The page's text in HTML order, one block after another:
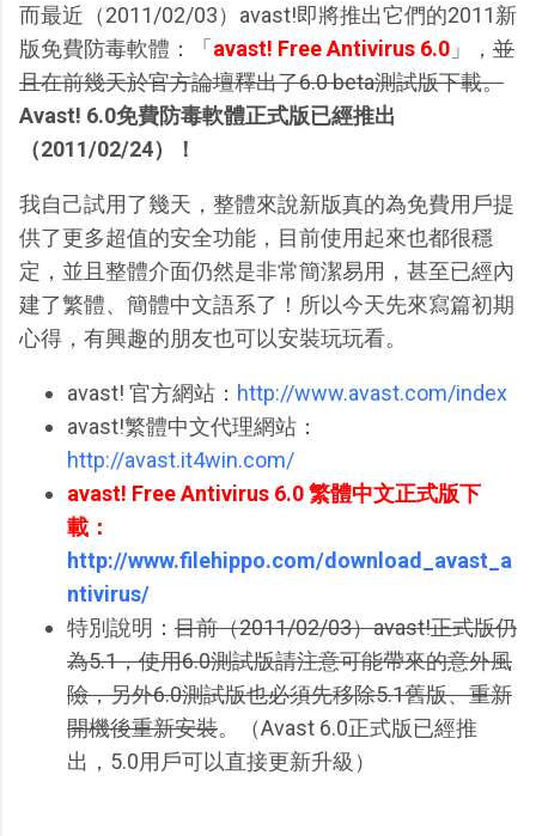
而最近（2011/02/03）avast!即將推出它們的2011新
版免費防毒軟體：「 avast! Free Antivirus 6.0 」， 並
且在前幾天於官方論壇釋出了6.0 beta測試版下載。
Avast! 6.0免費防毒軟體正式版已經推出
（2011/02/24）！
我自己試用了幾天，整體來說新版真的為免費用戶提
供了更多超值的安全功能，目前使用起來也都很穩
定，並且整體介面仍然是非常簡潔易用，甚至已經內
建了繁體、簡體中文語系了！所以今天先來寫篇初期
心得，有興趣的朋友也可以安裝玩玩看。
avast! 官方網站： http://www.avast.com/index
avast!繁體中文代理網站：
http://avast.it4win.com/
avast! Free Antivirus 6.0 繁體中文正式版下
載：
http://www.filehippo.com/download_avast_a
ntivirus/
特別說明： 目前（2011/02/03）avast!正式版仍
為5.1，使用6.0測試版請注意可能帶來的意外風
險，另外6.0測試版也必須先移除5.1舊版、重新
開機後重新安裝。（Avast 6.0正式版已經推
出，5.0用戶可以直接更新升級）